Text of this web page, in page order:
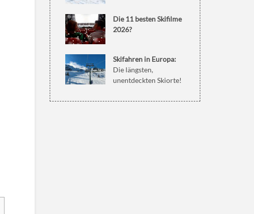
Die 11 besten Skifilme
2026?
Skifahren in Europa:
Die längsten,
unentdeckten Skiorte!